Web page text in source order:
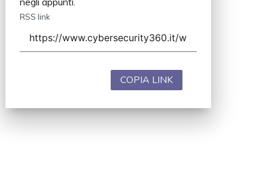
RSS link
COPIA LINK